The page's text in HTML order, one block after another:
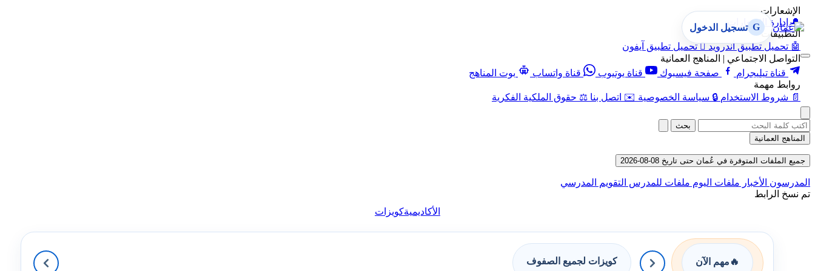
الإشعارات
🔔 إدارة الإشعارات
التطبيقات
🤖 تحميل تطبيق أندرويد  تحميل تطبيق آيفون
التواصل الاجتماعي | المناهج العمانية
قناة تيليجرام
صفحة فيسبوك قناة يوتيوب قناة واتساب
بوت المناهج
روابط مهمة
📄 شروط الاستخدام 🔒 سياسة الخصوصية ✉️ اتصل بنا ⚖️ حقوق الملكية الفكرية
G تسجيل الدخول
بحث
المناهج العمانية
جميع الملفات المتوفرة في عُمان حتى تاريخ 08-08-2026
المدرسون الأخبار ملفات اليوم ملفات للمدرس التقويم المدرسي
تم نسخ الرابط
الأكاديميةكويزات
🔥 مهم الآن كويزات لجميع الصفوف